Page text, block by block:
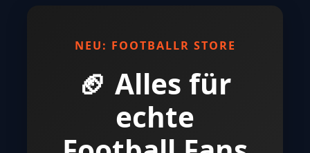
NEU: FOOTBALLR STORE
🏈 Alles für
echte